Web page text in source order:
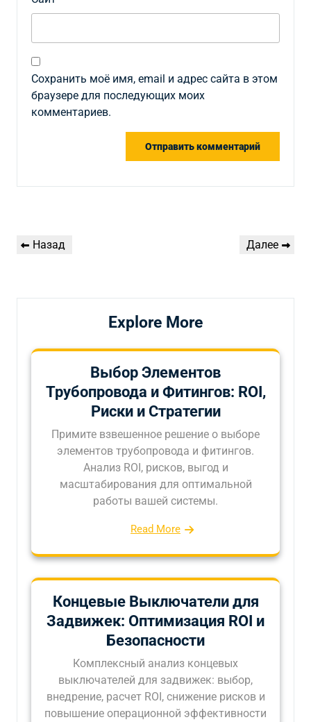
Сохранить моё имя, email и адрес сайта в этом
браузере для последующих моих
комментариев.
по
Предыдущая
Назад
Следующая
Далее
Explore More
Выбор Элементов
Трубопровода и Фитингов: ROI,
Риски и Стратегии
Примите взвешенное решение о выборе
элементов трубопровода и фитингов.
Анализ ROI, рисков, выгод и
масштабирования для оптимальной
работы вашей системы.
Read More
Концевые Выключатели для
Задвижек: Оптимизация ROI и
Безопасности
Комплексный анализ концевых
выключателей для задвижек: выбор,
внедрение, расчет ROI, снижение рисков и
повышение операционной эффективности